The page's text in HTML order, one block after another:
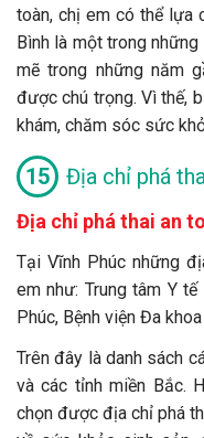
toàn, chị em có thể lựa
Bình là một trong
mẽ trong những năm
được chú trọng. Vì thế,
khám, chăm sóc sức
Địa chỉ phá
Địa chỉ phá thai an
Tại Vĩnh Phúc những
em như: Trung tâm Y
Phúc, Bệnh viện Đa
Trên đây là danh sách
và các tỉnh miền Bắc.
chọn được địa chỉ phá